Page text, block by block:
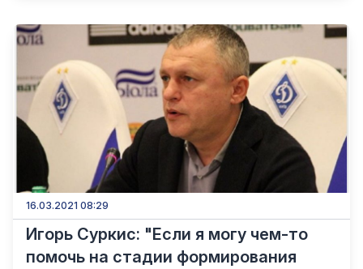
16.03.2021 08:29
Игорь Суркис: "Если я могу чем-то
помочь на стадии формирования